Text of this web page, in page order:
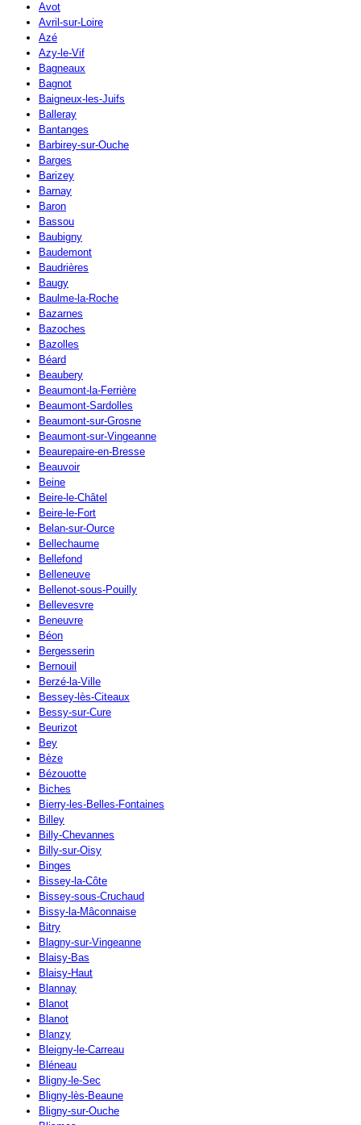
Avot
Avril-sur-Loire
Azé
Azy-le-Vif
Bagneaux
Bagnot
Baigneux-les-Juifs
Balleray
Bantanges
Barbirey-sur-Ouche
Barges
Barizey
Barnay
Baron
Bassou
Baubigny
Baudemont
Baudrières
Baugy
Baulme-la-Roche
Bazarnes
Bazoches
Bazolles
Béard
Beaubery
Beaumont-la-Ferrière
Beaumont-Sardolles
Beaumont-sur-Grosne
Beaumont-sur-Vingeanne
Beaurepaire-en-Bresse
Beauvoir
Beine
Beire-le-Châtel
Beire-le-Fort
Belan-sur-Ource
Bellechaume
Bellefond
Belleneuve
Bellenot-sous-Pouilly
Bellevesvre
Beneuvre
Béon
Bergesserin
Bernouil
Berzé-la-Ville
Bessey-lès-Citeaux
Bessy-sur-Cure
Beurizot
Bey
Bèze
Bézouotte
Biches
Bierry-les-Belles-Fontaines
Billey
Billy-Chevannes
Billy-sur-Oisy
Binges
Bissey-la-Côte
Bissey-sous-Cruchaud
Bissy-la-Mâconnaise
Bitry
Blagny-sur-Vingeanne
Blaisy-Bas
Blaisy-Haut
Blannay
Blanot
Blanot
Blanzy
Bleigny-le-Carreau
Bléneau
Bligny-le-Sec
Bligny-lès-Beaune
Bligny-sur-Ouche